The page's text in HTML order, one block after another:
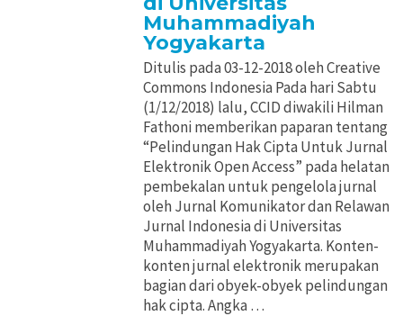
Pertimbangan Penggunaan
Jenis Lisensi CC
Panduan Penerapan
Konten Terbuka
Pertimbangan Penggunaan
Jenis Lisensi CC
Panduan Penerapan
Konten Terbuka
Muhammadiyah
Yogyakarta
Ditulis pada 03-12-2018 oleh Creative
Commons Indonesia Pada hari Sabtu
(1/12/2018) lalu, CCID diwakili Hilman
Fathoni memberikan paparan tentang
“Pelindungan Hak Cipta Untuk Jurnal
Elektronik Open Access” pada helatan
pembekalan untuk pengelola jurnal
oleh Jurnal Komunikator dan Relawan
Jurnal Indonesia di Universitas
Muhammadiyah Yogyakarta. Konten-
konten jurnal elektronik merupakan
bagian dari obyek-obyek pelindungan
hak cipta. Angka …